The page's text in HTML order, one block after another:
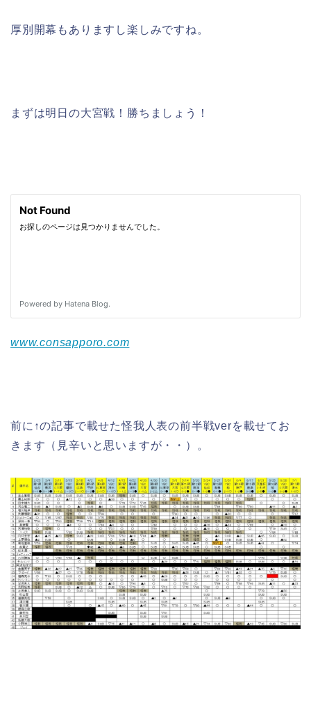
厚別開幕もありますし楽しみですね。
まずは明日の大宮戦！勝ちましょう！
www.consapporo.com
前に↑の記事で載せた怪我人表の前半戦verを載せてお
きます（見辛いと思いますが・・）。